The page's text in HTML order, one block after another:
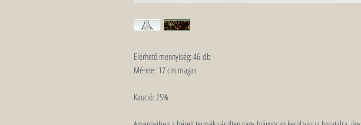
Elérhető mennyiség: 46 db
Mérete: 17 cm magas
Kaució: 25%